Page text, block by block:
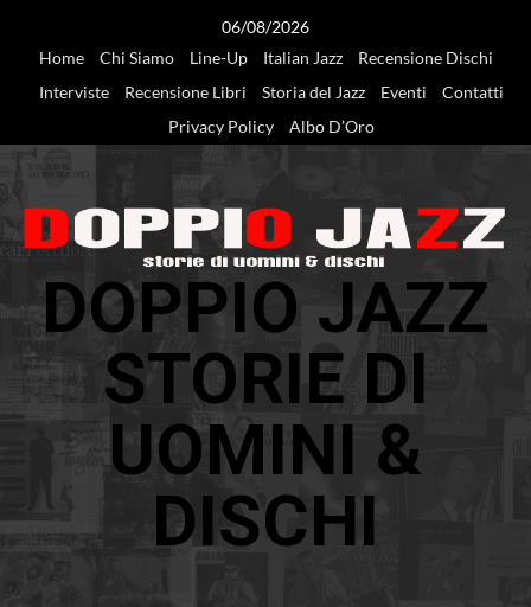
06/08/2026
Home
Chi Siamo Line-Up Italian Jazz
Recensione Dischi
Interviste
Recensione Libri Storia del Jazz Eventi
Contatti
Privacy Policy
Albo D’Oro
DOPPIO JAZZ
STORIE DI
UOMINI &
DISCHI